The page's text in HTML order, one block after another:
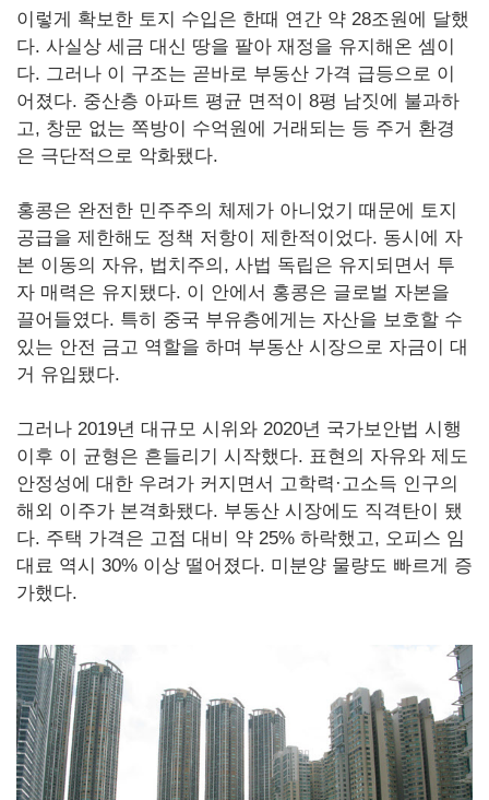
이렇게 확보한 토지 수입은 한때 연간 약 28조원에 달했
다. 사실상 세금 대신 땅을 팔아 재정을 유지해온 셈이
다. 그러나 이 구조는 곧바로 부동산 가격 급등으로 이
어졌다. 중산층 아파트 평균 면적이 8평 남짓에 불과하
고, 창문 없는 쪽방이 수억원에 거래되는 등 주거 환경
은 극단적으로 악화됐다.
홍콩은 완전한 민주주의 체제가 아니었기 때문에 토지
공급을 제한해도 정책 저항이 제한적이었다. 동시에 자
본 이동의 자유, 법치주의, 사법 독립은 유지되면서 투
자 매력은 유지됐다. 이 안에서 홍콩은 글로벌 자본을
끌어들였다. 특히 중국 부유층에게는 자산을 보호할 수
있는 안전 금고 역할을 하며 부동산 시장으로 자금이 대
거 유입됐다.
그러나 2019년 대규모 시위와 2020년 국가보안법 시행
이후 이 균형은 흔들리기 시작했다. 표현의 자유와 제도
안정성에 대한 우려가 커지면서 고학력·고소득 인구의
해외 이주가 본격화됐다. 부동산 시장에도 직격탄이 됐
다. 주택 가격은 고점 대비 약 25% 하락했고, 오피스 임
대료 역시 30% 이상 떨어졌다. 미분양 물량도 빠르게 증
가했다.